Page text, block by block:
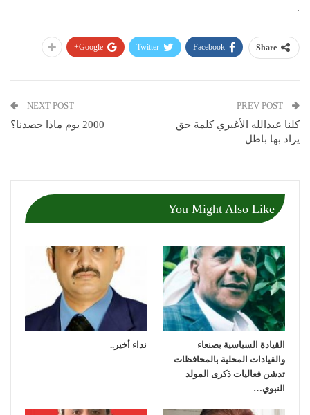
.
Share
Facebook
Twitter
Google+
كلنا عبدالله الأغبري كلمة حق
يراد بها باطل
NEXT POST
2000 يوم ماذا حصدنا؟
You Might Also Like
القيادة السياسية بصنعاء
والقيادات المحلية بالمحافظات
تدشن فعاليات ذكرى المولد
النبوي…
نداء أخير..